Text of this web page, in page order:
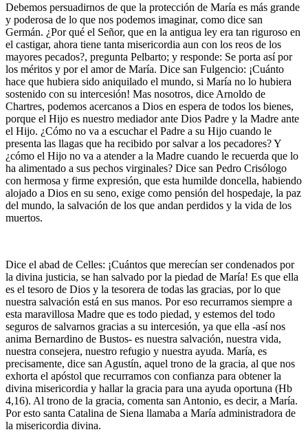
Debemos persuadirnos de que la protección de María es más grande
y poderosa de lo que nos podemos imaginar, como dice san
Germán. ¿Por qué el Señor, que en la antigua ley era tan riguroso en
el castigar, ahora tiene tanta misericordia aun con los reos de los
mayores pecados?, pregunta Pelbarto; y responde: Se porta así por
los méritos y por el amor de María. Dice san Fulgencio: ¡Cuánto
hace que hubiera sido aniquilado el mundo, si María no lo hubiera
sostenido con su intercesión! Mas nosotros, dice Arnoldo de
Chartres, podemos acercanos a Dios en espera de todos los bienes,
porque el Hijo es nuestro mediador ante Dios Padre y la Madre ante
el Hijo. ¿Cómo no va a escuchar el Padre a su Hijo cuando le
presenta las llagas que ha recibido por salvar a los pecadores? Y
¿cómo el Hijo no va a atender a la Madre cuando le recuerda que lo
ha alimentado a sus pechos virginales? Dice san Pedro Crisólogo
con hermosa y firme expresión, que esta humilde doncella, habiendo
alojado a Dios en su seno, exige como pensión del hospedaje, la paz
del mundo, la salvación de los que andan perdidos y la vida de los
muertos.
Dice el abad de Celles: ¡Cuántos que merecían ser condenados por
la divina justicia, se han salvado por la piedad de María! Es que ella
es el tesoro de Dios y la tesorera de todas las gracias, por lo que
nuestra salvación está en sus manos. Por eso recurramos siempre a
esta maravillosa Madre que es todo piedad, y estemos del todo
seguros de salvarnos gracias a su intercesión, ya que ella -así nos
anima Bernardino de Bustos- es nuestra salvación, nuestra vida,
nuestra consejera, nuestro refugio y nuestra ayuda. María, es
precisamente, dice san Agustín, aquel trono de la gracia, al que nos
exhorta el apóstol que recurramos con confianza para obtener la
divina misericordia y hallar la gracia para una ayuda oportuna (Hb
4,16). Al trono de la gracia, comenta san Antonio, es decir, a María.
Por esto santa Catalina de Siena llamaba a María administradora de
la misericordia divina.